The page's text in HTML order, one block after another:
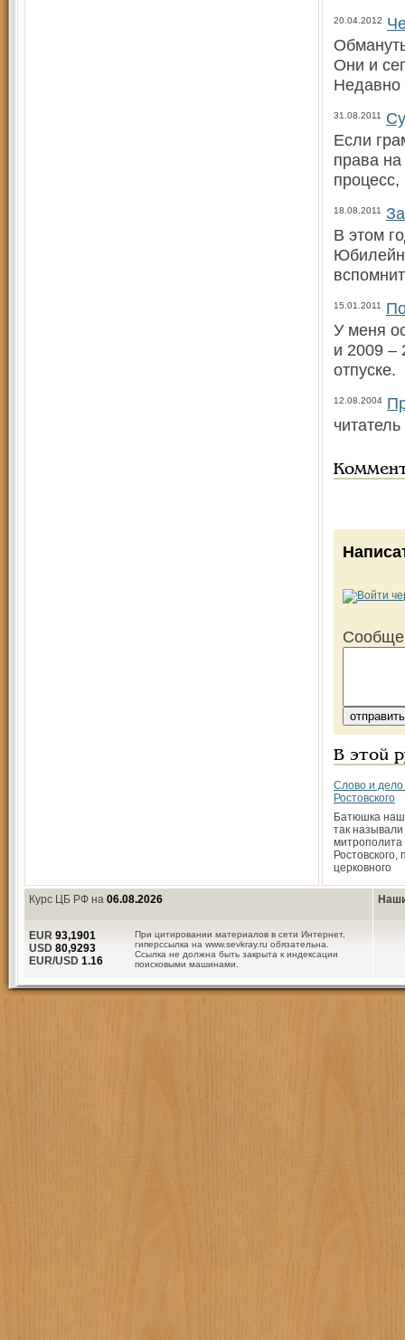
20.04.2012
Они и
Недавно
31.08.2011
Если
права
18.08.2011
В этом
15.01.2011
У меня
и 2009 –
отпуске.
12.08.2004
В этой
Слово и
Ростовского
Батюшка
так называли
Ростовского,
церковного
Курс ЦБ РФ на 06.08.2026
При цитировании материалов в сети Интернет,
гиперссылка на www.sevkray.ru обязательна.
Ссылка не должна быть закрыта к индексации
поисковыми машинами.
EUR 93,1901
USD 80,9293
EUR/USD 1.16